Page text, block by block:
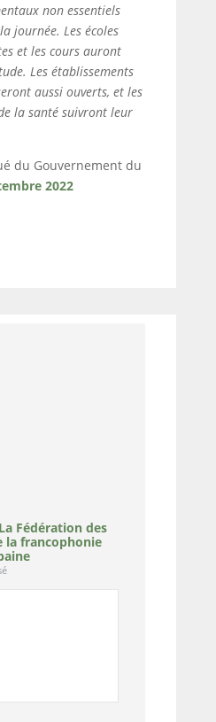
non essentiels
journée. Les écoles
et les cours auront
Les établissements
aussi ouverts, et les
la santé suivront leur
du Gouvernement du
2022
Fédération des
la francophonie